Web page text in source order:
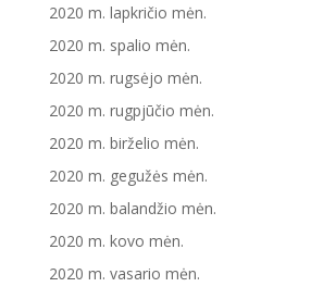
2020 m. lapkričio mėn.
2020 m. spalio mėn.
2020 m. rugsėjo mėn.
2020 m. rugpjūčio mėn.
2020 m. birželio mėn.
2020 m. gegužės mėn.
2020 m. balandžio mėn.
2020 m. kovo mėn.
2020 m. vasario mėn.